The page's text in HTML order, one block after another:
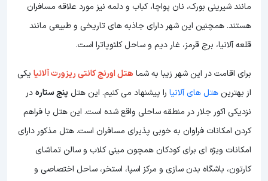
مانند شیرینی بورک، نان پواچا، کباب و دلمه نیز مورد علاقه مسافران
هستند. همچنین این شهر دارای جاذبه های تاریخی و طبیعی مانند
قلعه آلانیا، برج قرمز، غار دیم و ساحل کلئوپاترا است.
برای اقامت در این شهر زیبا به شما هتل اورنج کانتی ریزورت آلانیا یکی
از بهترین هتل های آلانیا را پیشنهاد می کنیم. این هتل پنج ستارهدر
نزدیکی اکور جلار در منطقه ساحلی واقع شده است. این هتل با فراهم
کردن امکانات فراوان به خوبی پذیرای مسافران است. هتل مذکور دارای
امکانات ویژه ای برای کودکان همچون مینی کلاب و سالن تماشای
کارتون، باشگاه بدن سازی و مرکز اسپا، استخر، ساحل اختصاصی و